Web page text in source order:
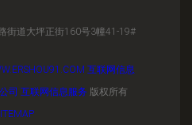
街道大坪正街160号3幢41-19#
互联网信息
司 互联网信息服务 版权所有